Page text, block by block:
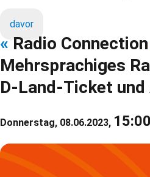
davor
« Radio Connection
Mehrsprachiges
D-Land-Ticket
Donnerstag, 08.06.2023, 15:00